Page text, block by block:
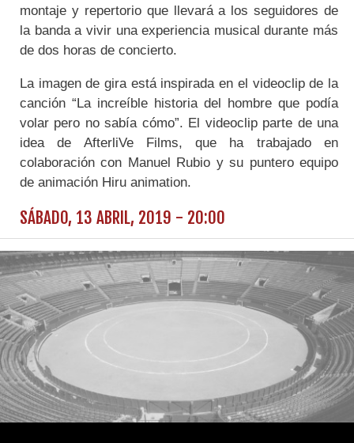
montaje y repertorio que llevará a los seguidores de
la banda a vivir una experiencia musical durante más
de dos horas de concierto.
La imagen de gira está inspirada en el videoclip de la
canción “La increíble historia del hombre que podía
volar pero no sabía cómo”. El videoclip parte de una
idea de AfterliVe Films, que ha trabajado en
colaboración con Manuel Rubio y su puntero equipo
de animación Hiru animation.
SÁBADO, 13 ABRIL, 2019 - 20:00